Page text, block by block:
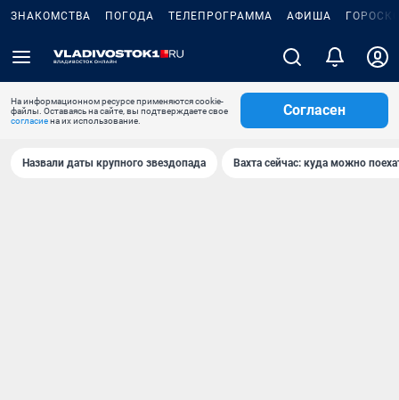
ЗНАКОМСТВА ПОГОДА ТЕЛЕПРОГРАММА АФИША
На информационном ресурсе применяются cookie-
файлы. Оставаясь на сайте, вы подтверждаете свое
согласиена их использование.
Согласен
Назвали даты крупного звездопада Вахта сейчас: куда можно